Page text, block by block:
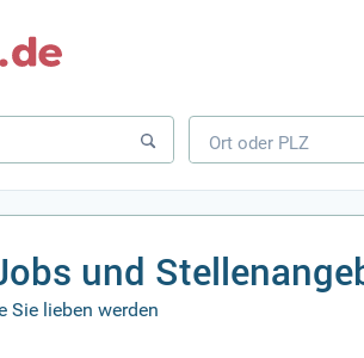
und
Sie lieben werden